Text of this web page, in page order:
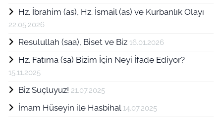
Hz. İbrahim (as), Hz. İsmail (as) ve Kurbanlık Olayı
22.05.2026
Resulullah (saa), Biset ve Biz 16.01.2026
Hz. Fatıma (sa) Bizim İçin Neyi İfade Ediyor?
15.11.2025
Biz Suçluyuz! 21.07.2025
İmam Hüseyin ile Hasbihal 14.07.2025